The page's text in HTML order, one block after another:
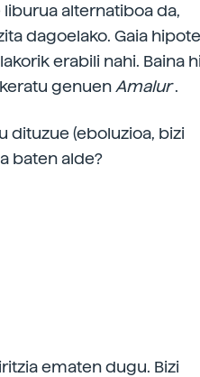
alternatiboa da,
dagoelako. Gaia
erabili nahi. Baina
genuen Amalur.
dituzue (eboluzioa, bizi
baten alde?
ematen dugu. Bizi